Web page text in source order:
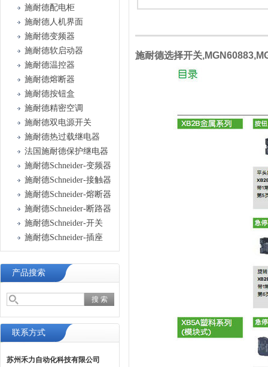
施耐德配电柜
施耐德人机界面
施耐德变频器
施耐德软启动器
施耐德温控器
施耐德熔断器
施耐德按钮盒
施耐德精密空调
施耐德双电源开关
施耐德热过载继电器
法国施耐德保护继电器
施耐德Schneider-变频器
施耐德Schneider-接触器
施耐德Schneider-熔断器
施耐德Schneider-断路器
施耐德Schneider-开关
施耐德Schneider-插座
产品搜索
联系方式
苏州禾力自动化科技有限公司
施耐德选择开关